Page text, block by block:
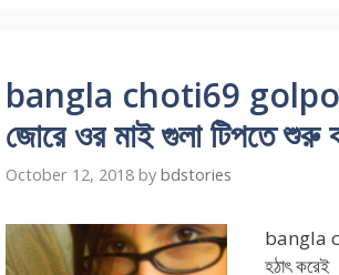
bangla choti69 golpo
জোরে ওর মাই গুলা টিপতে শুরু
October 12, 2018 by bdstories
bangla
হঠাৎ